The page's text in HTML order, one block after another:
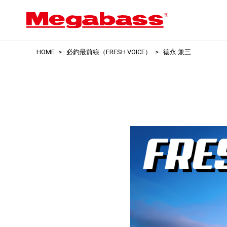
HOME 必釣最前線（FRESH VOICE） 徳永 兼三